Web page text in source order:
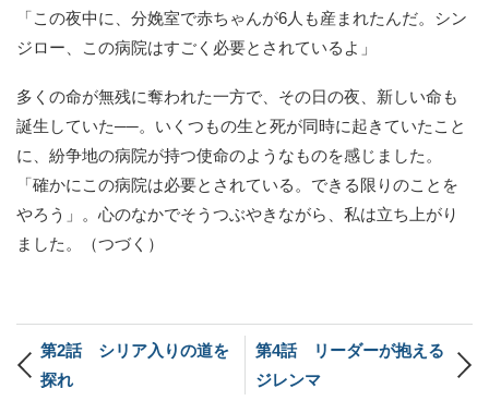
「この夜中に、分娩室で赤ちゃんが6人も産まれたんだ。シン
ジロー、この病院はすごく必要とされているよ」
多くの命が無残に奪われた一方で、その日の夜、新しい命も
誕生していた──。いくつもの生と死が同時に起きていたこと
に、紛争地の病院が持つ使命のようなものを感じました。
「確かにこの病院は必要とされている。できる限りのことを
やろう」。心のなかでそうつぶやきながら、私は立ち上がり
ました。（つづく）
第2話 シリア入りの道を
探れ
第4話 リーダーが抱える
ジレンマ